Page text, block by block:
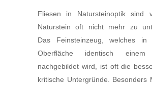
Fliesen in Natursteinoptik sind
Naturstein oft nicht mehr zu
Das Feinsteinzeug, welches in
Oberfläche identisch einem
nachgebildet wird, ist oft die
kritische Untergründe. Besonders